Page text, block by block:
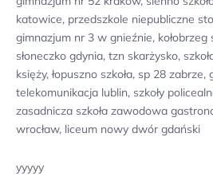
katowice, przedszkole niepubliczne
gimnazjum nr 3 w gnieźnie, kołobrzeg
słoneczko gdynia, tzn skarżysko,
księży, łopuszno szkoła, sp 28
telekomunikacja lublin, szkoły
zasadnicza szkoła zawodowa
wrocław, liceum nowy dwór gdański
yyyyy